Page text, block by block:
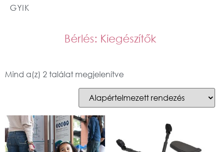
GYIK
Bérlés: Kiegészítők
Mind a(z) 2 találat megjelenítve